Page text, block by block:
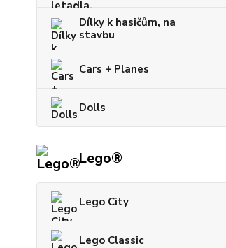
Dílky k hasičům, na
stavbu
Cars + Planes
Dolls
Lego®
Lego City
Lego Classic